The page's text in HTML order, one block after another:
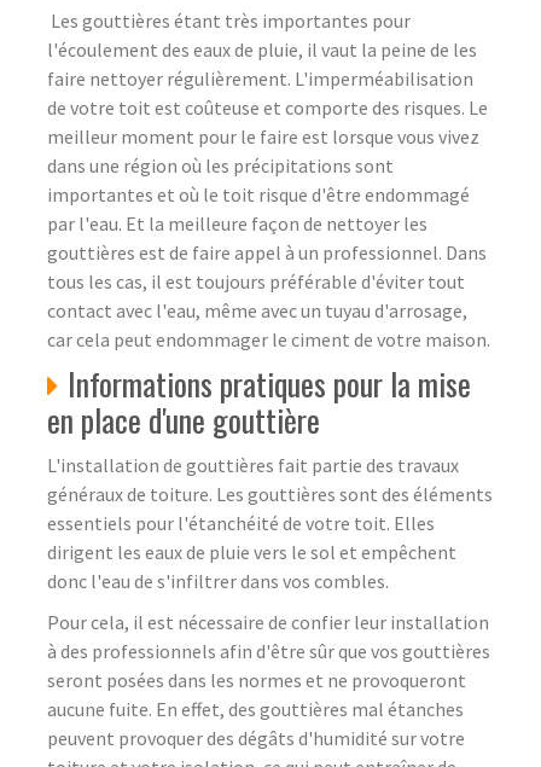
Les gouttières étant très importantes pour
l'écoulement des eaux de pluie, il vaut la peine de les
faire nettoyer régulièrement. L'imperméabilisation
de votre toit est coûteuse et comporte des risques. Le
meilleur moment pour le faire est lorsque vous vivez
dans une région où les précipitations sont
importantes et où le toit risque d'être endommagé
par l'eau. Et la meilleure façon de nettoyer les
gouttières est de faire appel à un professionnel. Dans
tous les cas, il est toujours préférable d'éviter tout
contact avec l'eau, même avec un tuyau d'arrosage,
car cela peut endommager le ciment de votre maison.
Informations pratiques pour la mise
en place d'une gouttière
L'installation de gouttières fait partie des travaux
généraux de toiture. Les gouttières sont des éléments
essentiels pour l'étanchéité de votre toit. Elles
dirigent les eaux de pluie vers le sol et empêchent
donc l'eau de s'infiltrer dans vos combles.
Pour cela, il est nécessaire de confier leur installation
à des professionnels afin d'être sûr que vos gouttières
seront posées dans les normes et ne provoqueront
aucune fuite. En effet, des gouttières mal étanches
peuvent provoquer des dégâts d'humidité sur votre